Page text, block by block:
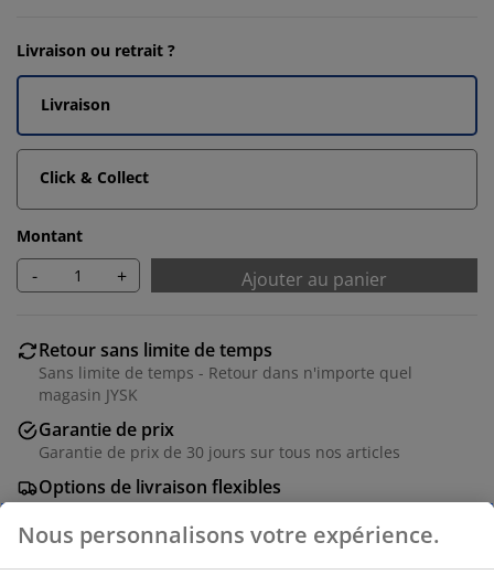
Livraison ou retrait ?
Livraison
Click & Collect
Montant
- + Ajouter au panier
Retour sans limite de temps
Sans limite de temps - Retour dans n'importe quel
magasin JYSK
Garantie de prix
Garantie de prix de 30 jours sur tous nos articles
Options de livraison flexibles
Livraison facile et rapide
Nous personnalisons votre expérience.